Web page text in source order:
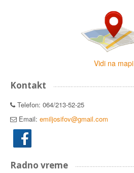
Vidi na mapi
Kontakt
Telefon: 064/213-52-25
Email: emiljosifov@gmail.com
Radno vreme